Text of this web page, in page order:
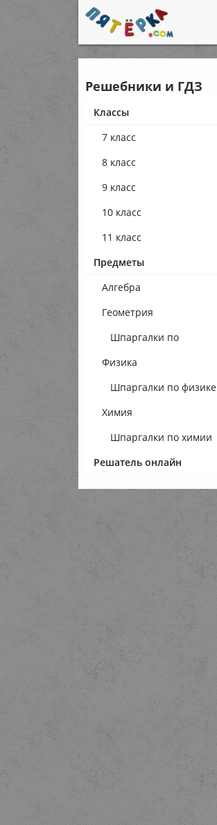
Решебники и ГДЗ
Классы
7 класс
8 класс
9 класс
10 класс
11 класс
Предметы
Алгебра
Геометрия
Шпаргалки по
геометрии
Физика
Шпаргалки по физике
Химия
Шпаргалки по химии
Решатель онлайн